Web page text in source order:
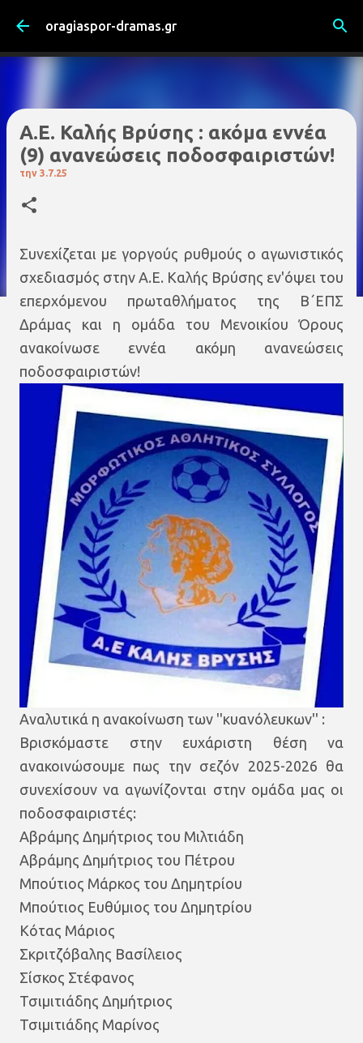
Μετάβαση στο κύριο περιεχόμενο
oragiaspor-dramas.gr
Α.Ε. Καλής Βρύσης : ακόμα εννέα
(9) ανανεώσεις ποδοσφαιριστών!
την 3.7.25
Συνεχίζεται με γοργούς ρυθμούς ο αγωνιστικός
σχεδιασμός στην Α.Ε. Καλής Βρύσης εν'όψει του
επερχόμενου πρωταθλήματος της Β΄ΕΠΣ
Δράμας και η ομάδα του Μενοικίου Όρους
ανακοίνωσε εννέα ακόμη ανανεώσεις
ποδοσφαιριστών!
Αναλυτικά η ανακοίνωση των ''κυανόλευκων'' :
Βρισκόμαστε στην ευχάριστη θέση να
ανακοινώσουμε πως την σεζόν 2025-2026 θα
συνεχίσουν να αγωνίζονται στην ομάδα μας οι
ποδοσφαιριστές:
Αβράμης Δημήτριος του Μιλτιάδη
Αβράμης Δημήτριος του Πέτρου
Μπούτιος Μάρκος του Δημητρίου
Μπούτιος Ευθύμιος του Δημητρίου
Κότας Μάριος
Σκριτζόβαλης Βασίλειος
Σίσκος Στέφανος
Τσιμιτιάδης Δημήτριος
Τσιμιτιάδης Μαρίνος